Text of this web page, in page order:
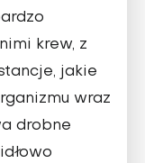
krew, z
jakie
wraz
drobne